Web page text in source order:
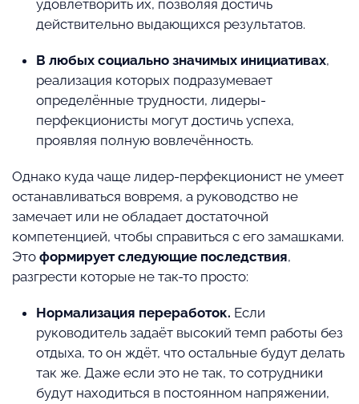
удовлетворить их, позволяя достичь
действительно выдающихся результатов.
В любых социально значимых инициативах,
реализация которых подразумевает
определённые трудности, лидеры-
перфекционисты могут достичь успеха,
проявляя полную вовлечённость.
Однако куда чаще лидер-перфекционист не умеет
останавливаться вовремя, а руководство не
замечает или не обладает достаточной
компетенцией, чтобы справиться с его замашками.
Это формирует следующие последствия,
разгрести которые не так-то просто:
Нормализация переработок. Если
руководитель задаёт высокий темп работы без
отдыха, то он ждёт, что остальные будут делать
так же. Даже если это не так, то сотрудники
будут находиться в постоянном напряжении,